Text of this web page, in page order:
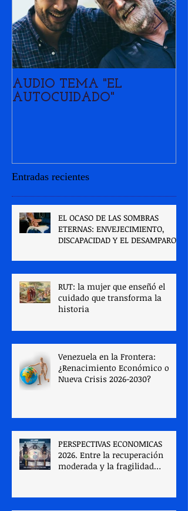
AUDIO TEMA "EL
AUTOCUIDADO"
Entradas recientes
EL OCASO DE LAS SOMBRAS
ETERNAS: ENVEJECIMIENTO,
DISCAPACIDAD Y EL DESAMPARO
VENEZUELA. Parte I.
RUT: la mujer que enseñó el
cuidado que transforma la
historia
Venezuela en la Frontera:
¿Renacimiento Económico o
Nueva Crisis 2026-2030?
PERSPECTIVAS ECONOMICAS
2026. Entre la recuperación
moderada y la fragilidad